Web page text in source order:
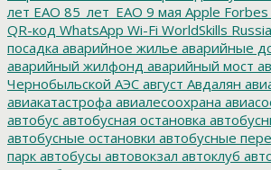
лет ЕАО 85_лет_ЕАО 9 мая Apple Forbes
QR-код WhatsApp Wi-Fi WorldSkills Russia
посадка аварийное жилье аварийные
аварийный жилфонд аварийный мост
Чернобыльской АЭС август Авдалян
авиакатастрофа авиалесоохрана
автобус автобусная остановка
автобусные остановки автобусные
парк автобусы автовокзал автоклуб